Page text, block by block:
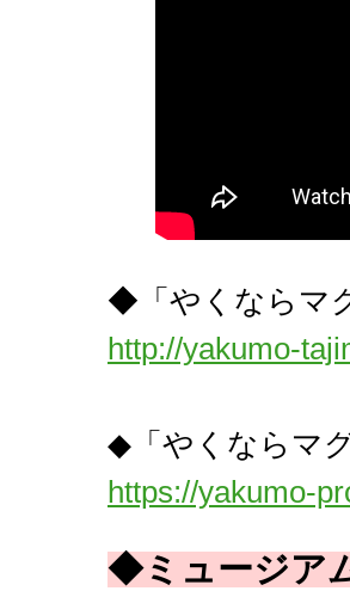
◆「やくならマ
http://yakumo-
◆「やくならマ
https://yakumo-
◆ミュージア